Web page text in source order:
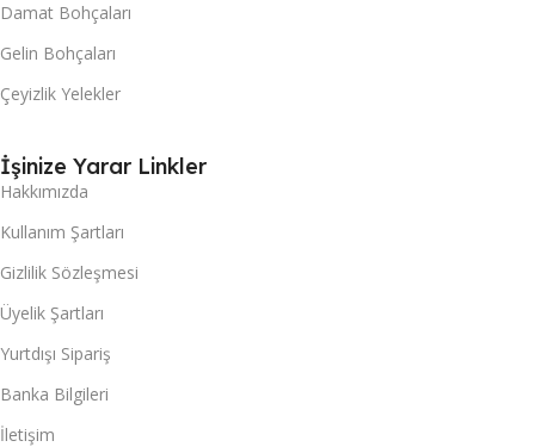
Damat Bohçaları
Gelin Bohçaları
Çeyizlik Yelekler
İşinize Yarar Linkler
Hakkımızda
Kullanım Şartları
Gizlilik Sözleşmesi
Üyelik Şartları
Yurtdışı Sipariş
Banka Bilgileri
İletişim